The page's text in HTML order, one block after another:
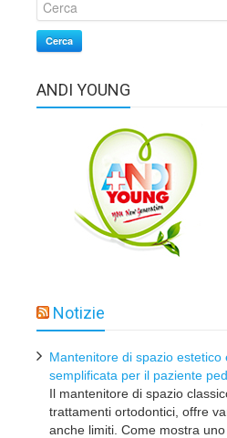
Cerca
ANDI YOUNG
Notizie
Mantenitore di spazio estetico
semplificata per il paziente
Il mantenitore di spazio
trattamenti ortodontici, offre
anche limiti. Come mostra